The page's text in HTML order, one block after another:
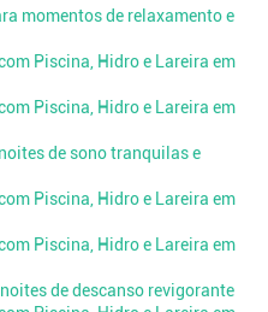
momentos de relaxamento e
de sono tranquilas e
de descanso revigorante